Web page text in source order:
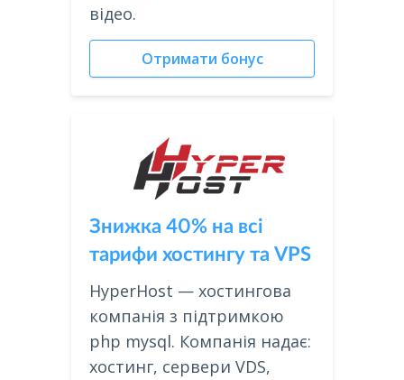
відео.
Отримати бонус
Знижка 40% на всі
тарифи хостингу та VPS
HyperHost — хостингова
компанія з підтримкою
php mysql. Компанія надає:
хостинг, сервери VDS,